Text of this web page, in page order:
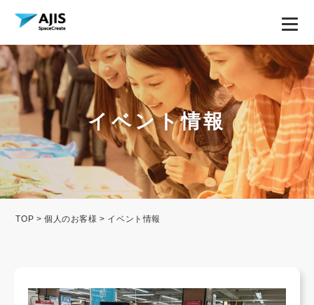
イベント情報
TOP >個人のお客様 > イベント情報